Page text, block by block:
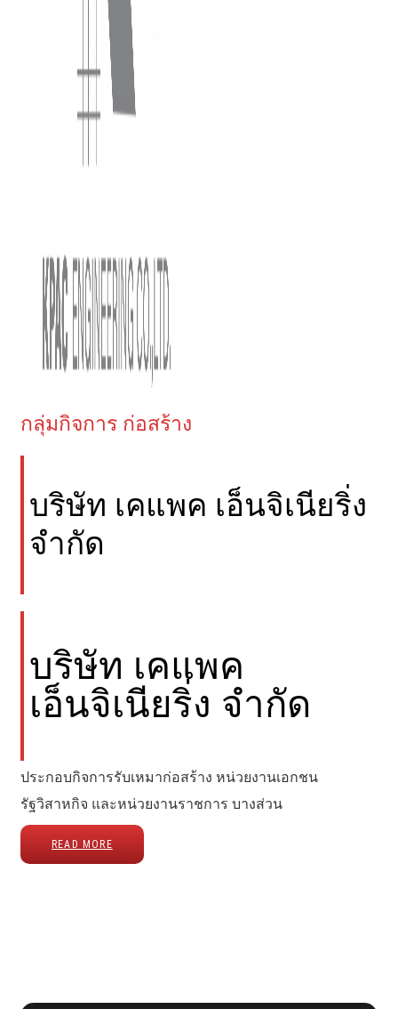
กลุ่มกิจการ ก่อสร้าง
บริษัท เคแพค เอ็นจิเนียริ่ง
จำกัด
บริษัท เคแพค
เอ็นจิเนียริ่ง จำกัด
ประกอบกิจการรับเหมาก่อสร้าง หน่วยงานเอกชน
รัฐวิสาหกิจ และหน่วยงานราชการ บางส่วน
READ MORE